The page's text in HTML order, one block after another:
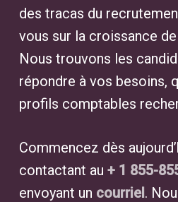
des tracas du
vous sur la croissance
Nous trouvons les
répondre à vos besoins,
profils comptables
Commencez dès
contactant au + 1 855-
envoyant un courriel.